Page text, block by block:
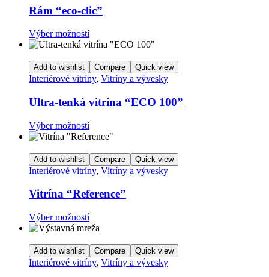
si
môžete
vybrať
na
stránke
produktu.
Rám “eco-clic”
Výber možnostíTento
produkt
viacero
variantov.
Možnosti
môžete
vybrať
na
stránke
produktu.
Add to wishlist Compare Quick view
Interiérové vitríny, Vitríny a vývesky
Ultra-tenká vitrína “ECO 100”
Výber možnostíTento
produkt
viacero
variantov.
Možnosti
si
môžete
vybrať
na
stránke
produktu.
Add to wishlist Compare Quick view
Interiérové vitríny, Vitríny a vývesky
Vitrína “Reference”
Výber možnostíTento
produkt
viacero
variantov.
Možnosti
Add to wishlist Compare Quick view
Interiérové vitríny, Vitríny a vývesky